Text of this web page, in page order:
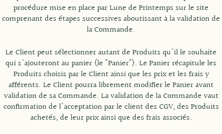
procédure mise en place par Lune de Printemps sur le site
comprenant des étapes successives aboutissant à la validation de
la Commande.
Le Client peut sélectionner autant de Produits qu'il le souhaite
qui s'ajouteront au panier (le "Panier"). Le Panier récapitule les
Produits choisis par le Client ainsi que les prix et les frais y
afférents. Le Client pourra librement modifier le Panier avant
validation de sa Commande. La validation de la Commande vaut
confirmation de l'acceptation par le client des CGV, des Produits
achetés, de leur prix ainsi que des frais associés.